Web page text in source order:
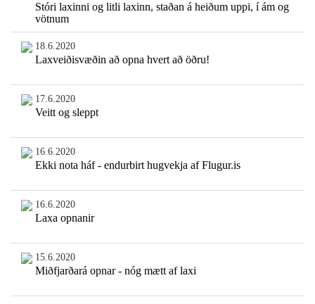
Stóri laxinni og litli laxinn, staðan á heiðum uppi, í ám og
vötnum
18.6.2020
Laxveiðisvæðin að opna hvert að öðru!
17.6.2020
Veitt og sleppt
16.6.2020
Ekki nota háf - endurbirt hugvekja af Flugur.is
16.6.2020
Laxa opnanir
15.6.2020
Miðfjarðará opnar - nóg mætt af laxi